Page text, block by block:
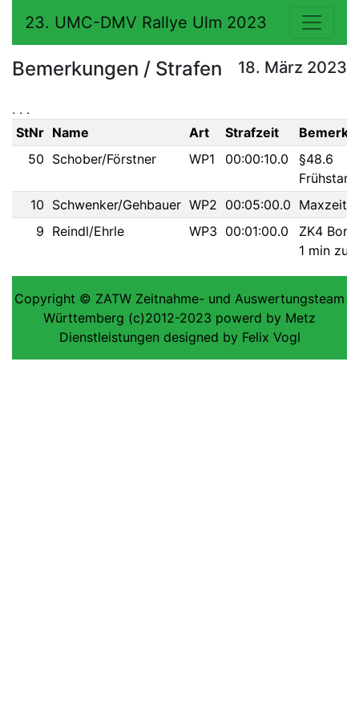
23. UMC-DMV Rallye Ulm 2023
Bemerkungen / Strafen 18. März 2023
. . .
StNr Name Art Strafzeit
50 Schober/Förstner WP1 00:00:10.0
§48.6
Frühstart
10 Schwenker/Gehbauer WP2 00:05:00.0 Maxzeit
9 Reindl/Ehrle WP3 00:01:00.0
ZK4
1 min zu
Copyright © ZATW Zeitnahme- und Auswertungsteam
Württemberg (c)2012-2023 powerd by Metz
Dienstleistungen designed by Felix Vogl